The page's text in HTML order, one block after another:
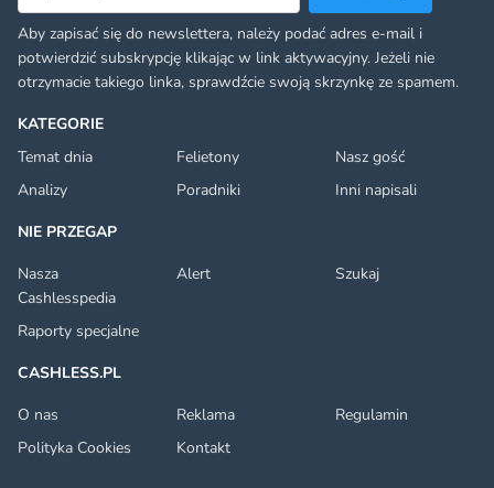
KATEGORIE
Temat dnia
Felietony
Nasz gość
Analizy
Poradniki
Inni napisali
NIE PRZEGAP
Nasza
Cashlesspedia
Alert Szukaj
Raporty specjalne
CASHLESS.PL
O nas
Reklama
Regulamin
Polityka Cookies
Kontakt
Aby zapisać się do newslettera, należy podać adres e-mail i
potwierdzić subskrypcję klikając w link aktywacyjny. Jeżeli nie
otrzymacie takiego linka, sprawdźcie swoją skrzynkę ze spamem.